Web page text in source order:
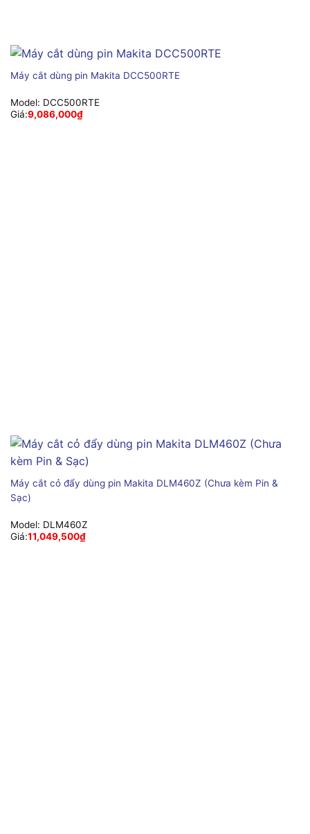
Máy cắt dùng pin Makita DCC500RTE
Model: DCC500RTE
Giá:9,086,000₫
Máy cắt cỏ đẩy dùng pin Makita DLM460Z (Chưa kèm Pin &
Sạc)
Model: DLM460Z
Giá:11,049,500₫